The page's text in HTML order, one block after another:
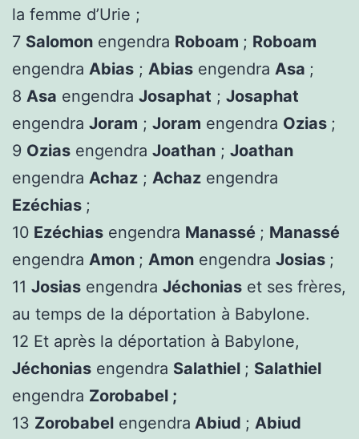
la femme d’Urie ;
7 Salomon engendra Roboam ; Roboam
engendra Abias ; Abias engendra Asa ;
8 Asa engendra Josaphat ; Josaphat
engendra Joram ; Joram engendra Ozias ;
9 Ozias engendra Joathan ; Joathan
engendra Achaz ; Achaz engendra
Ezéchias ;
10 Ezéchias engendra Manassé ; Manassé
engendra Amon ; Amon engendra Josias ;
11 Josias engendra Jéchonias et ses frères,
au temps de la déportation à Babylone.
12 Et après la déportation à Babylone,
Jéchonias engendra Salathiel ; Salathiel
engendra Zorobabel ;
13 Zorobabel engendra Abiud ; Abiud